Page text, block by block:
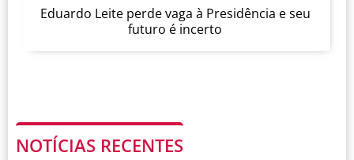
Eduardo Leite perde vaga à Presidência e seu
futuro é incerto
NOTÍCIAS RECENTES